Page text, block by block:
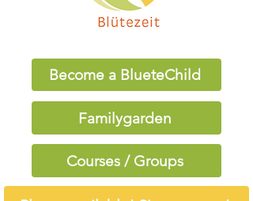
Become a BlueteChild
Familygarden
Courses / Groups